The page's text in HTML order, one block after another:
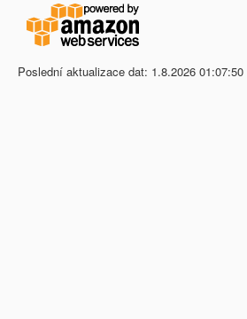
Poslední aktualizace dat: 1.8.2026 01:07:50